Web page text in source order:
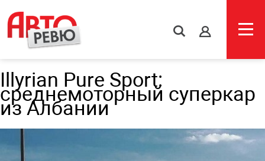
s
Illyrian Pure Sport:
среднемоторный суперкар
из Албании